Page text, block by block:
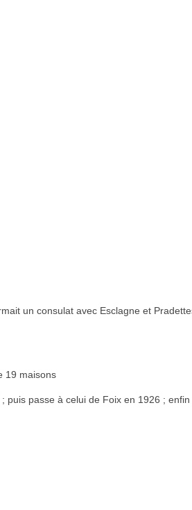
un consulat avec Esclagne et
19 maisons
passe à celui de Foix en 1926 ;